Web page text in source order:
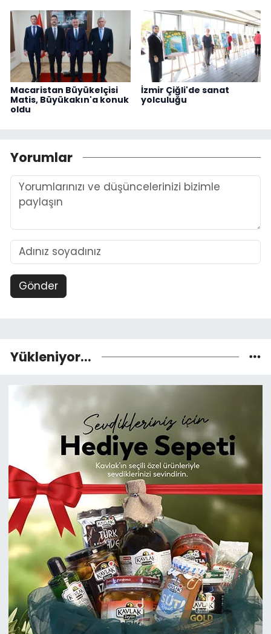
Macaristan Büyükelçisi
Matis, Büyükakın'a konuk
oldu
İzmir Çiğli'de sanat
yolculuğu
Yorumlar
Gönder
Yükleniyor...